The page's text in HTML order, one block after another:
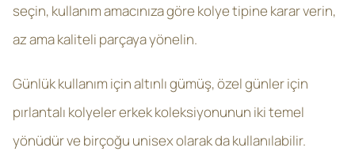
seçin, kullanım amacınıza göre kolye tipine karar verin,
az ama kaliteli parçaya yönelin.
Günlük kullanım için altınlı gümüş, özel günler için
pırlantalı kolyeler erkek koleksiyonunun iki temel
yönüdür ve birçoğu unisex olarak da kullanılabilir.